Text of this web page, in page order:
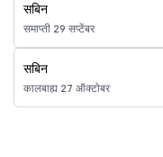
सबिन
समाप्ती 29 सप्टेंबर
सबिन
कालबाह्य 27 ऑक्टोबर